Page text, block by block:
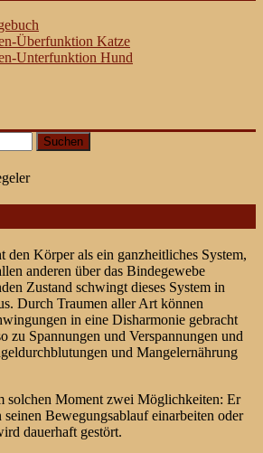
Überfunktion Katze
Unterfunktion Hund
Suchen
den Körper als ein ganzheitliches System,
anderen über das Bindegewebe
Zustand schwingt dieses System in
Durch Traumen aller Art können
in eine Disharmonie gebracht
zu Spannungen und Verspannungen und
und Mangelernährung
solchen Moment zwei Möglichkeiten: Er
Bewegungsablauf einarbeiten oder
dauerhaft gestört.